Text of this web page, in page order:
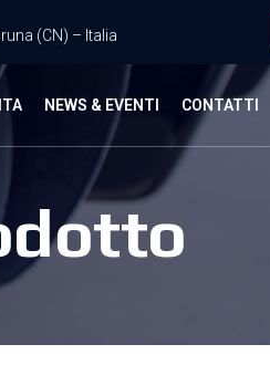
(CN) – Italia
NEWS & EVENTI CONTATTI